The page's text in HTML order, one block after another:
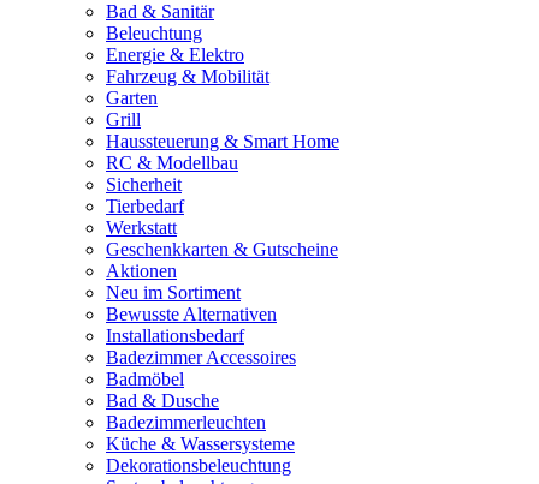
Bad & Sanitär
Beleuchtung
Energie & Elektro
Fahrzeug & Mobilität
Garten
Grill
Haussteuerung & Smart Home
RC & Modellbau
Sicherheit
Tierbedarf
Werkstatt
Geschenkkarten & Gutscheine
Aktionen
Neu im Sortiment
Bewusste Alternativen
Installationsbedarf
Badezimmer Accessoires
Badmöbel
Bad & Dusche
Badezimmerleuchten
Küche & Wassersysteme
Dekorationsbeleuchtung